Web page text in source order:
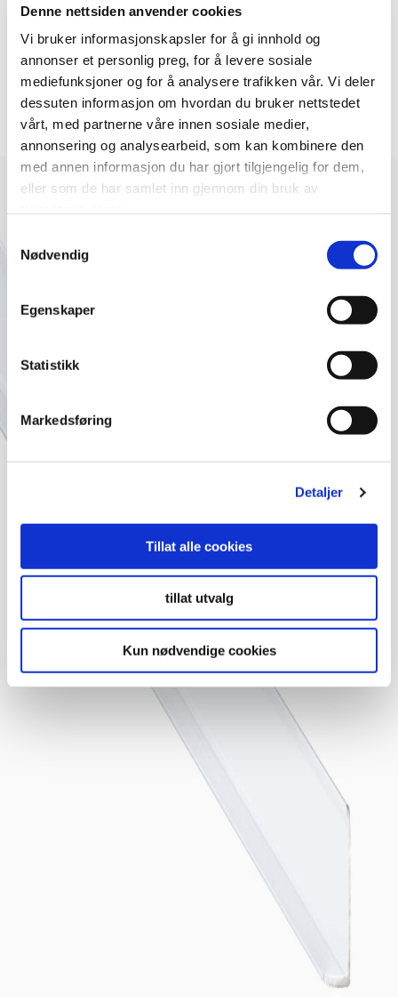
Denne nettsiden anvender cookies
Vi bruker informasjonskapsler for å gi innhold og
annonser et personlig preg, for å levere sosiale
mediefunksjoner og for å analysere trafikken vår. Vi deler
dessuten informasjon om hvordan du bruker nettstedet
vårt, med partnerne våre innen sosiale medier,
annonsering og analysearbeid, som kan kombinere den
med annen informasjon du har gjort tilgjengelig for dem,
eller som de har samlet inn gjennom din bruk av
Nødvendig
Egenskaper
Statistikk
Markedsføring
Detaljer
Tillat alle cookies
tillat utvalg
Kun nødvendige cookies
L-profil smal hvit 2400mm
Farge: Hvit
Bruttomål: 2400 mm
Nobbnummer: 56122920
Artikkelnummer: 163941-E